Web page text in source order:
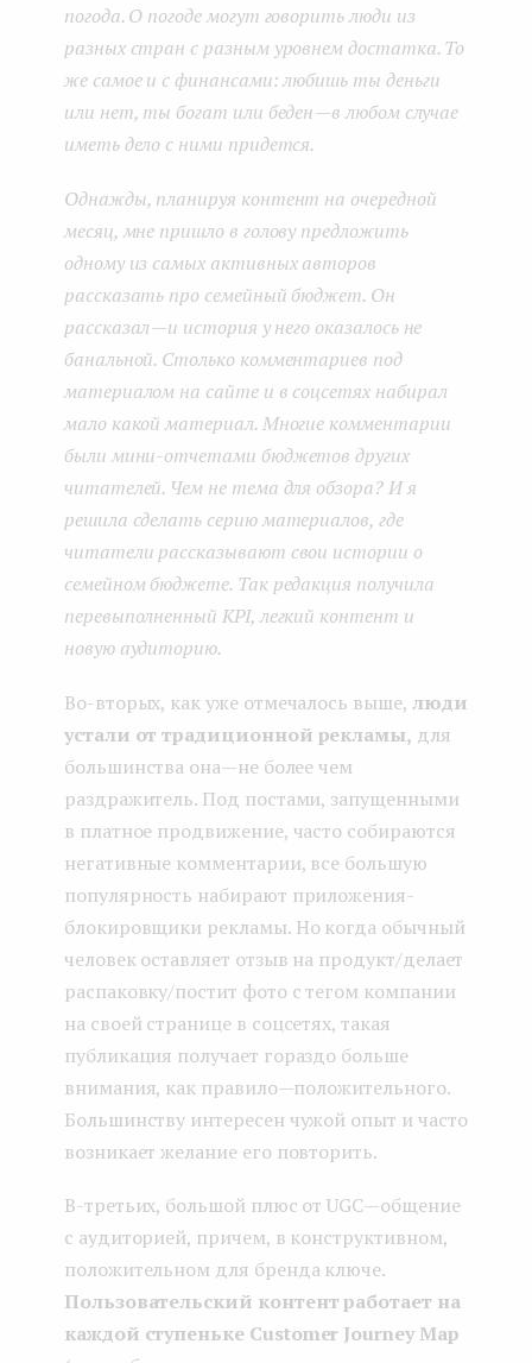
погода. О погоде могут говорить люди из
разных стран с разным уровнем достатка. То
же самое и с финансами: любишь ты деньги
или нет, ты богат или беден—в любом случае
иметь дело с ними придется.
Однажды, планируя контент на очередной
месяц, мне пришло в голову предложить
одному из самых активных авторов
рассказать про семейный бюджет. Он
рассказал—и история у него оказалось не
банальной. Столько комментариев под
материалом на сайте и в соцсетях набирал
мало какой материал. Многие комментарии
были мини-отчетами бюджетов других
читателей. Чем не тема для обзора? И я
решила сделать серию материалов, где
читатели рассказывают свои истории о
семейном бюджете. Так редакция получила
перевыполненный KPI, легкий контент и
новую аудиторию.
Во-вторых, как уже отмечалось выше, люди
устали от традиционной рекламы, для
большинства она — не более чем
раздражитель. Под постами, запущенными
в платное продвижение, часто собираются
негативные комментарии, все большую
популярность набирают приложения-
блокировщики рекламы. Но когда обычный
человек оставляет отзыв на продукт/делает
распаковку/постит фото с тегом компании
на своей странице в соцсетях, такая
публикация получает гораздо больше
внимания, как правило — положительного.
Большинству интересен чужой опыт и часто
возникает желание его повторить.
В-третьих, большой плюс от UGC — общение
с аудиторией, причем, в конструктивном,
положительном для бренда ключе.
Пользовательский контент работает на
каждой ступеньке Customer Journey Map